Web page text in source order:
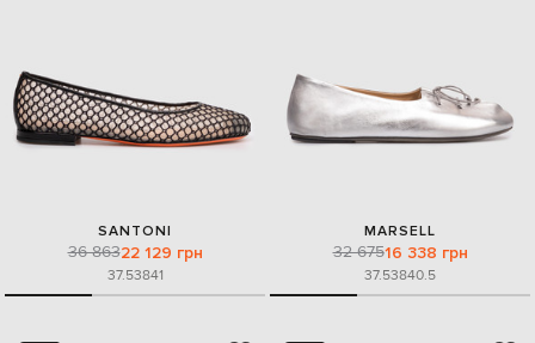
SANTONI
36 86322 129 грн
37.53841
MARSELL
32 67516 338 грн
37.53840.5